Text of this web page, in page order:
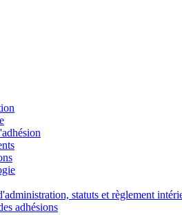
statuts et règlement
adhésions